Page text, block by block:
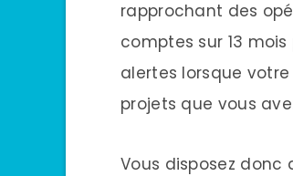
rapprochant des
comptes sur 13
alertes lorsque
projets que vous
Vous disposez